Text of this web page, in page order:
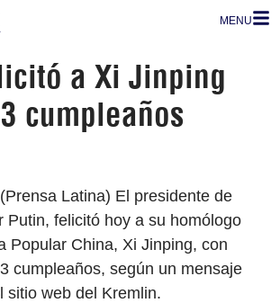
MENU
a Xi Jinping
cumpleaños
Latina) El presidente de
Putin, felicitó hoy a su homólogo
Popular China, Xi Jinping, con
cumpleaños, según un mensaje
sitio web del Kremlin.